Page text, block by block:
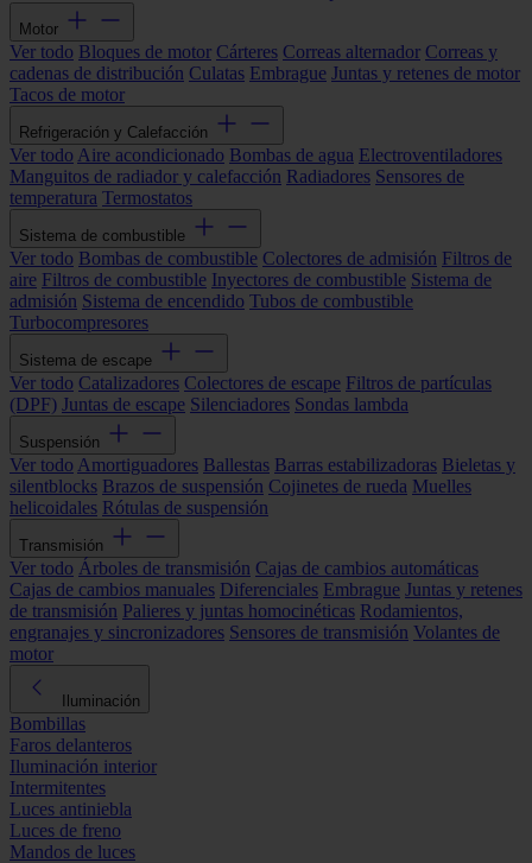
Motor
Ver todo Bloques de motor Cárteres Correas alternador Correas y
cadenas de distribución Culatas Embrague Juntas y retenes de motor
Tacos de motor
Refrigeración y Calefacción
Ver todo Aire acondicionado Bombas de agua Electroventiladores
Manguitos de radiador y calefacción Radiadores Sensores de
temperatura Termostatos
Sistema de combustible
Ver todo Bombas de combustible Colectores de admisión Filtros de
aire Filtros de combustible Inyectores de combustible Sistema de
admisión Sistema de encendido Tubos de combustible
Turbocompresores
Sistema de escape
Ver todo Catalizadores Colectores de escape Filtros de partículas
(DPF) Juntas de escape Silenciadores Sondas lambda
Suspensión
Ver todo Amortiguadores Ballestas Barras estabilizadoras Bieletas y
silentblocks Brazos de suspensión Cojinetes de rueda Muelles
helicoidales Rótulas de suspensión
Transmisión
Ver todo Árboles de transmisión Cajas de cambios automáticas
Cajas de cambios manuales Diferenciales Embrague Juntas y retenes
de transmisión Palieres y juntas homocinéticas Rodamientos,
engranajes y sincronizadores Sensores de transmisión Volantes de
motor
Iluminación
Bombillas
Faros delanteros
Iluminación interior
Intermitentes
Luces antiniebla
Luces de freno
Mandos de luces